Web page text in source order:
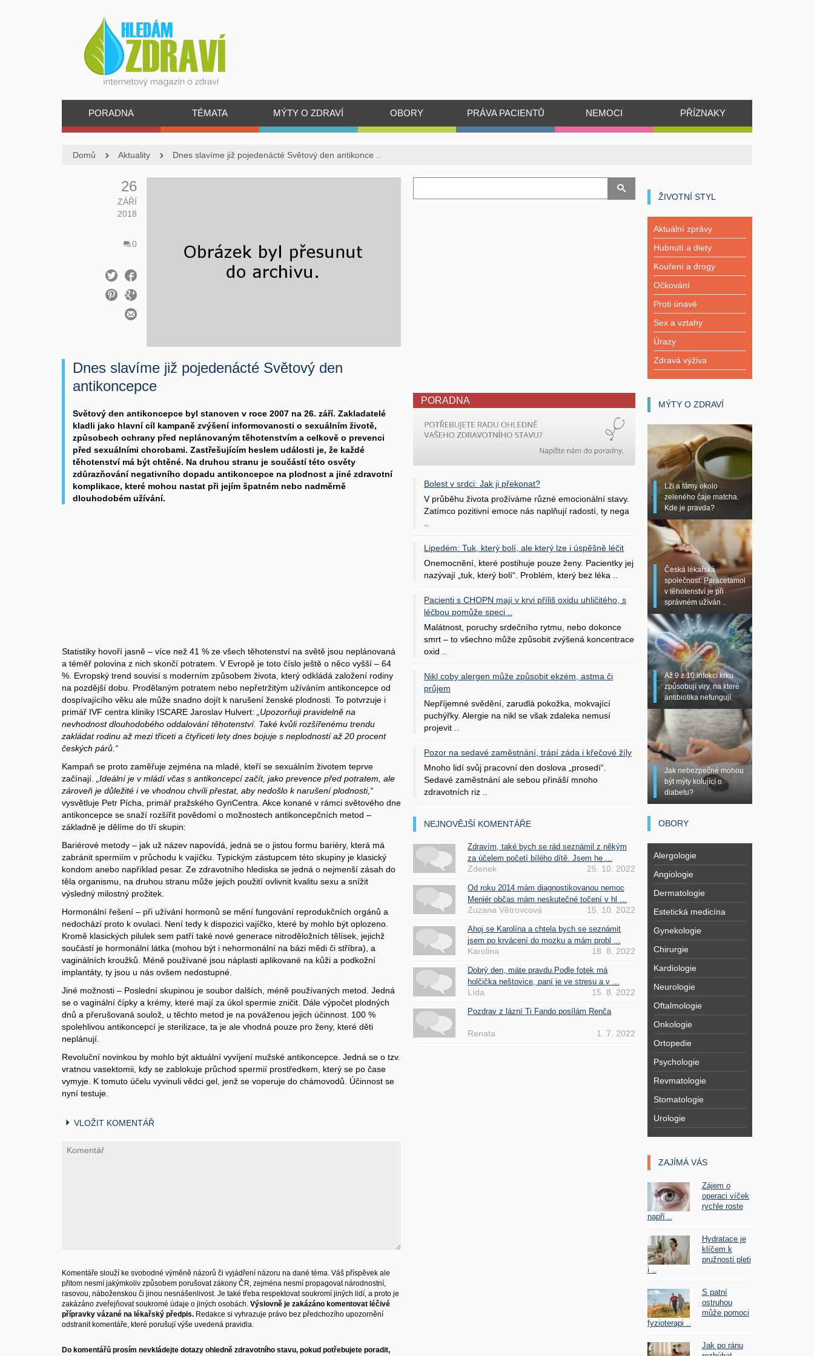
PORADNA TÉMATA MÝTY O ZDRAVÍ OBORY PRÁVA PACIENTŮ NEMOCI PŘÍZNAKY
Domů Aktuality Dnes slavíme již pojedenácté Světový den antikonce ..
26
ZÁŘÍ
2018
0
Dnes slavíme již pojedenácté Světový den
antikoncepce
Světový den antikoncepce byl stanoven v roce 2007 na 26. září. Zakladatelé
kladli jako hlavní cíl kampaně zvýšení informovanosti o sexuálním životě,
způsobech ochrany před neplánovaným těhotenstvím a celkově o prevenci
před sexuálními chorobami. Zastřešujícím heslem události je, že každé
těhotenství má být chtěné. Na druhou stranu je součástí této osvěty
zdůrazňování negativního dopadu antikoncepce na plodnost a jiné zdravotní
komplikace, které mohou nastat při jejím špatném nebo nadměrně
dlouhodobém užívání.
Statistiky hovoří jasně – více než 41 % ze všech těhotenství na světě jsou neplánovaná
a téměř polovina z nich skončí potratem. V Evropě je toto číslo ještě o něco vyšší – 64
%. Evropský trend souvisí s moderním způsobem života, který odkládá založení rodiny
na pozdější dobu. Prodělaným potratem nebo nepřetržitým užíváním antikoncepce od
dospívajícího věku ale může snadno dojít k narušení ženské plodnosti. To potvrzuje i
primář IVF centra kliniky ISCARE Jaroslav Hulvert:
„Upozorňuji pravidelně na
nevhodnost dlouhodobého oddalování těhotenství. Také kvůli rozšířenému trendu
zakládat rodinu až mezi třiceti a čtyřiceti lety dnes bojuje s neplodností až 20 procent
českých párů.“
Kampaň se proto zaměřuje zejména na mladé, kteří se sexuálním životem teprve
začínají.
„Ideální je v mládí včas s antikoncepcí začít, jako prevence před potratem, ale
zároveň je důležité i ve vhodnou chvíli přestat, aby nedošlo k narušení plodnosti,“
vysvětluje Petr Pícha, primář pražského GynCentra. Akce konané v rámci světového dne
antikoncepce se snaží rozšířit povědomí o možnostech antikoncepčních metod –
základně je dělíme do tří skupin:
Bariérové metody – jak už název napovídá, jedná se o jistou formu bariéry, která má
zabránit spermiím v průchodu k vajíčku. Typickým zástupcem této skupiny je klasický
kondom anebo například pesar. Ze zdravotního hlediska se jedná o nejmenší zásah do
těla organismu, na druhou stranu může jejich použití ovlivnit kvalitu sexu a snížit
výsledný milostný prožitek.
Hormonální řešení – při užívání hormonů se mění fungování reprodukčních orgánů a
nedochází proto k ovulaci. Není tedy k dispozici vajíčko, které by mohlo být oplozeno.
Kromě klasických pilulek sem patří také nové generace nitroděložních tělísek, jejichž
součástí je hormonální látka (mohou být i nehormonální na bázi mědi či stříbra), a
vaginálních kroužků. Méně používané jsou náplasti aplikované na kůži a podkožní
implantáty, ty jsou u nás ovšem nedostupné.
Jiné možnosti – Poslední skupinou je soubor dalších, méně používaných metod. Jedná
se o vaginální čípky a krémy, které mají za úkol spermie zničit. Dále výpočet plodných
dnů a přerušovaná soulož, u těchto metod je na pováženou jejich účinnost. 100 %
spolehlivou antikoncepcí je sterilizace, ta je ale vhodná pouze pro ženy, které děti
neplánují.
Revoluční novinkou by mohlo být aktuální vyvíjení mužské antikoncepce. Jedná se o tzv.
vratnou vasektomii, kdy se zablokuje průchod spermií prostředkem, který se po čase
vymyje. K tomuto účelu vyvinuli vědci gel, jenž se voperuje do chámovodů. Účinnost se
nyní testuje.
VLOŽIT KOMENTÁŘ
Komentáře slouží ke svobodné výměně názorů či vyjádření názoru na dané téma. Váš příspěvek ale
přitom nesmí jakýmkoliv způsobem porušovat zákony ČR, zejména nesmí propagovat národnostní,
rasovou, náboženskou či jinou nesnášenlivost. Je také třeba respektovat soukromí jiných lidí, a proto je
zakázáno zveřejňovat soukromé údaje o jiných osobách. Výslovně je zakázáno komentovat léčivé
přípravky vázané na lékařský předpis. Redakce si vyhrazuje právo bez předchozího upozornění
odstranit komentáře, které porušují výše uvedená pravidla.
Do komentářů prosím nevkládejte dotazy ohledně zdravotního stavu, pokud potřebujete poradit,
PORADNA
Bolest v srdci: Jak ji překonat?
V průběhu života prožíváme různé emocionální stavy.
Zatímco pozitivní emoce nás naplňují radostí, ty nega
Lipedém: Tuk, který bolí, ale který lze i úspěšně léčit
Onemocnění, které postihuje pouze ženy. Pacientky jej
nazývají „tuk, který bolí“. Problém, který bez léka ..
Pacienti s CHOPN mají v krvi příliš oxidu uhličitého, s
léčbou pomůže speci ..
Malátnost, poruchy srdečního rytmu, nebo dokonce
smrt – to všechno může způsobit zvýšená koncentrace
oxid ..
Nikl coby alergen může způsobit ekzém, astma či
průjem
Nepříjemné svědění, zarudlá pokožka, mokvající
puchýřky. Alergie na nikl se však zdaleka nemusí
projevit ..
Pozor na sedavé zaměstnání, trápí záda i křečové žíly
Mnoho lidí svůj pracovní den doslova „prosedí“.
Sedavé zaměstnání ale sebou přináší mnoho
zdravotních riz ..
NEJNOVĚJŠÍ KOMENTÁŘE
Zdravím, také bych se rád seznámil z někým
za účelem početí bílého dítě. Jsem he ...
Zdenek 25. 10. 2022
Od roku 2014 mám diagnostikovanou nemoc
Meniér občas mám neskutečné točení v hl ...
Zuzana Větrovcová 15. 10. 2022
Ahoj se Karolína a chtela bych se seznámit
jsem po krvácení do mozku a mám probl ...
Karolina 18. 8. 2022
Dobrý den, máte pravdu.Podle fotek má
holčička neštovice, paní je ve stresu a v ...
Lída 15. 8. 2022
Pozdrav z lázní Ti Fando posílám Renča
Renata 1. 7. 2022
ŽIVOTNÍ STYL
Aktuální zprávy
Hubnutí a diety
Kouření a drogy
Očkování
Proti únavě
Sex a vztahy
Úrazy
Zdravá výživa
MÝTY O ZDRAVÍ
Lži a fámy okolo
zeleného čaje matcha.
Kde je pravda?
Česká lékařská
společnost: Paracetamol
v těhotenství je při
správném užíván ..
Až 9 z 10 infekcí krku
způsobují viry, na které
antibiotika nefungují
Jak nebezpečné mohou
být mýty kolující o
diabetu?
OBORY
Alergologie
Angiologie
Dermatologie
Estetická medicína
Gynekologie
Chirurgie
Kardiologie
Neurologie
Oftalmologie
Onkologie
Ortopedie
Psychologie
Revmatologie
Stomatologie
Urologie
ZAJÍMÁ VÁS
Zájem o
operaci víček
rychle roste
napří ..
Hydratace je
klíčem k
pružnosti pleti
i ..
S patní
ostruhou
může pomoci
fyzioterapi ..
Jak po ránu